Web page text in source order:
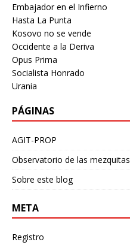
Embajador en el Infierno
Hasta La Punta
Kosovo no se vende
Occidente a la Deriva
Opus Prima
Socialista Honrado
Urania
PÁGINAS
AGIT-PROP
Observatorio de las mezquitas
Sobre este blog
META
Registro